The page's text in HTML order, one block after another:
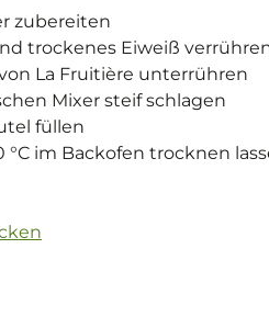
zubereiten
trockenes Eiweiß
La Fruitière unterrühren
Mixer steif schlagen
füllen
im Backofen trocknen